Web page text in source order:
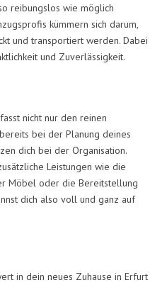
reibungslos wie möglich
kümmern sich darum,
und transportiert werden. Dabei
und Zuverlässigkeit.
nicht nur den reinen
bei der Planung deines
dich bei der Organisation.
Leistungen wie die
Möbel oder die Bereitstellung
dich also voll und ganz auf
in dein neues Zuhause in Erfurt